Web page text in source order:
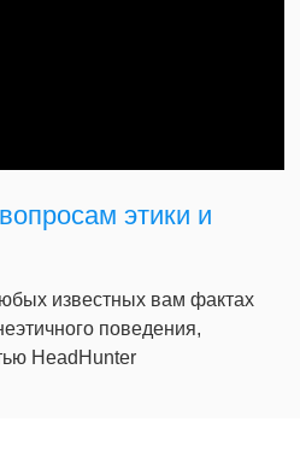
этики и
известных вам фактах
поведения,
HeadHunter